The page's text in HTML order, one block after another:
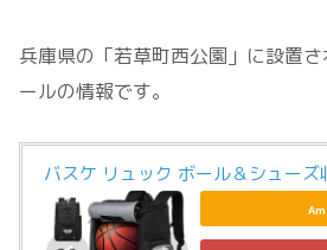
兵庫県の「若草町西公園」に設置
ールの情報です。
バスケ リュック ボール＆シューズ